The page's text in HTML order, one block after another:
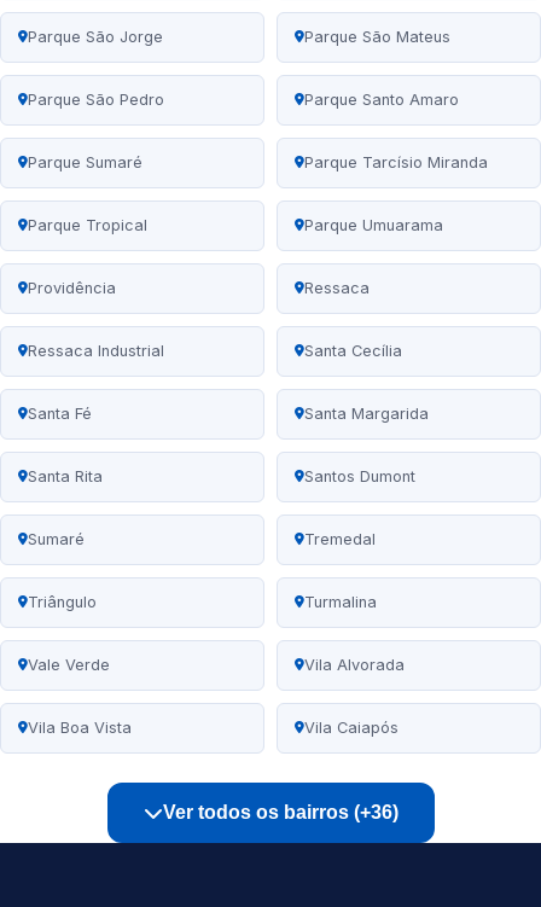
Parque São Jorge Parque São Mateus
Parque São Pedro Parque Santo Amaro
Parque Sumaré Parque Tarcísio Miranda
Parque Tropical Parque Umuarama
Providência Ressaca
Ressaca Industrial Santa Cecília
Santa Fé Santa Margarida
Santa Rita Santos Dumont
Sumaré Tremedal
Triângulo Turmalina
Vale Verde Vila Alvorada
Vila Boa Vista Vila Caiapós
Ver todos os bairros (+36)